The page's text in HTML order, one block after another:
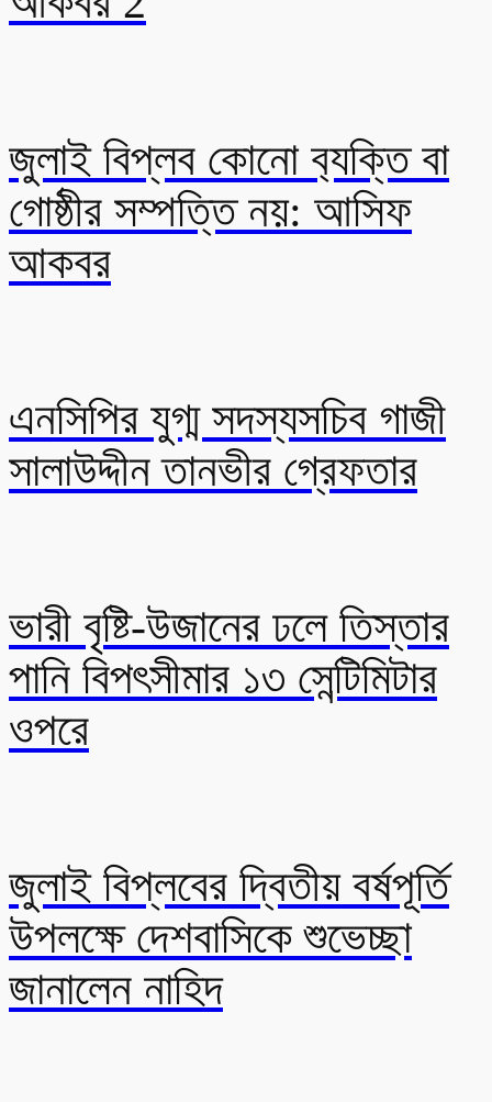
জুলাই বিপ্লব কোনো ব‍্যক্তি বা
গোষ্ঠীর সম্পত্তি নয়: আসিফ
আকবর
এনসিপির যুগ্ম সদস্যসচিব গাজী
সালাউদ্দীন তানভীর গ্রেফতার
ভারী বৃষ্টি-উজানের ঢলে তিস্তার
পানি বিপৎসীমার ১৩ সেন্টিমিটার
ওপরে
জুলাই বিপ্লবের দ্বিতীয় বর্ষপূর্তি
উপলক্ষে দেশবাসিকে শুভেচ্ছা
জানালেন নাহিদ